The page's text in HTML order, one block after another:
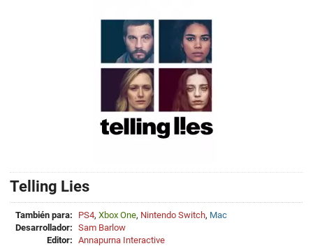
Telling Lies
También para: PS4, Xbox One, Nintendo Switch, Mac
Desarrollador: Sam Barlow
Editor: Annapurna Interactive